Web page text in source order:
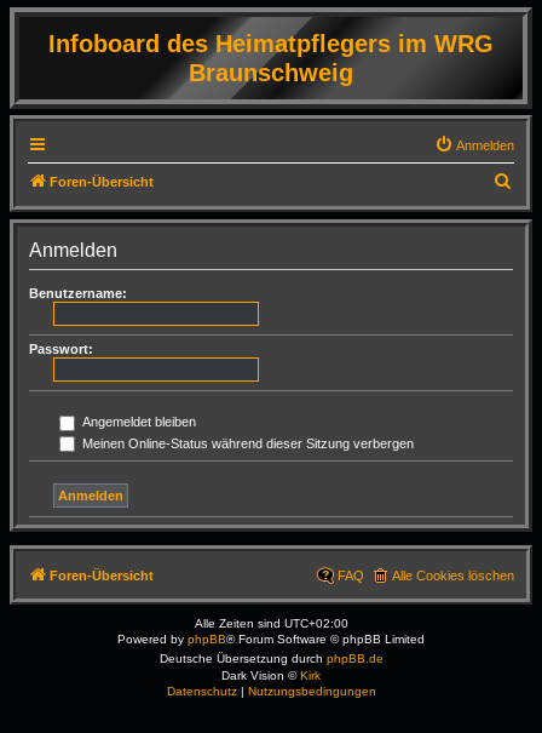
Infoboard des Heimatpflegers im WRG
Braunschweig
Anmelden
Foren-Übersicht
u
Anmelden
Benutzername:
Passwort:
Angemeldet bleiben
Meinen Online-Status während dieser Sitzung verbergen
Foren-Übersicht Alle Cookies löschen
FAQ
Alle Zeiten sind UTC+02:00
Powered by phpBB® Forum Software © phpBB Limited
Deutsche Übersetzung durch phpBB.de
Dark Vision ©Kirk
Datenschutz| Nutzungsbedingungen